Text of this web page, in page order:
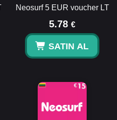
Neosurf 5 EUR voucher LT
5.78 €
SATIN AL